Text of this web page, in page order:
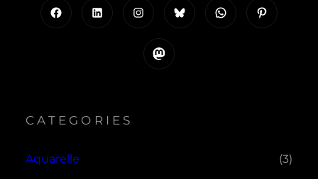
Instagram WhatsApp
Mastodon
CATEGORIES
Aquarelle (3)